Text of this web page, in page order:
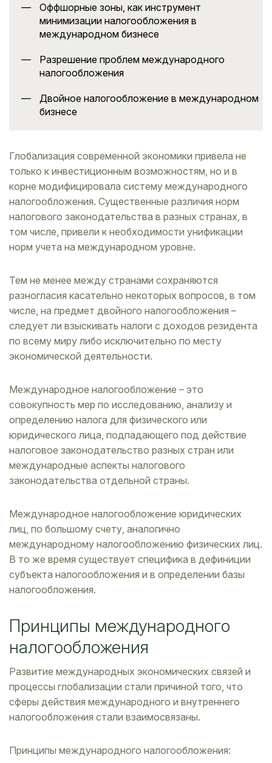
Глобализация современной экономики привела не
только к инвестиционным возможностям, но и в
корне модифицировала систему международного
налогообложения. Существенные различия норм
налогового законодательства в разных странах, в
том числе, привели к необходимости унификации
норм учета на международном уровне.
Тем не менее между странами сохраняются
разногласия касательно некоторых вопросов, в том
числе, на предмет двойного налогообложения –
следует ли взыскивать налоги с доходов резидента
по всему миру либо исключительно по месту
экономической деятельности.
Международное налогообложение – это
совокупность мер по исследованию, анализу и
определению налога для физического или
юридического лица, подпадающего под действие
налоговое законодательство разных стран или
международные аспекты налогового
законодательства отдельной страны.
Международное налогообложение юридических
лиц, по большому счету, аналогично
международному налогообложению физических лиц.
В то же время существует специфика в дефиниции
субъекта налогообложения и в определении базы
налогообложения.
Принципы международного
налогообложения
Развитие международных экономических связей и
процессы глобализации стали причиной того, что
сферы действия международного и внутреннего
налогообложения стали взаимосвязаны.
Принципы международного налогообложения:
Оффшорные зоны, как инструмент
минимизации налогообложения в
международном бизнесе
Разрешение проблем международного
налогообложения
Двойное налогообложение в международном
бизнесе